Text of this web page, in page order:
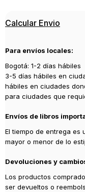
PLANETA
2020
Calcular Envio
Para envíos locales:
Bogotá: 1-2 días hábiles
3-5 días hábiles en
hábiles en ciudades
para ciudades que
Envíos de libros
El tiempo de entrega es
mayor o menor de lo
Devoluciones y
Los productos
ser devueltos o